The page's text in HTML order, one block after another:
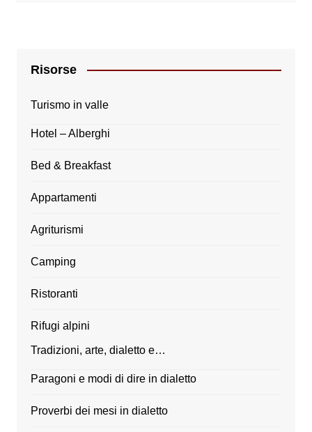
Risorse
Turismo in valle
Hotel – Alberghi
Bed & Breakfast
Appartamenti
Agriturismi
Camping
Ristoranti
Rifugi alpini
Tradizioni, arte, dialetto e…
Paragoni e modi di dire in dialetto
Proverbi dei mesi in dialetto